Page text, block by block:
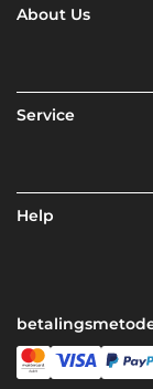
About Us
Service
Help